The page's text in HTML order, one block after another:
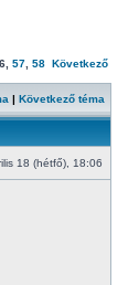
57 58 Következő
| Következő téma
18 (hétfő), 18:06